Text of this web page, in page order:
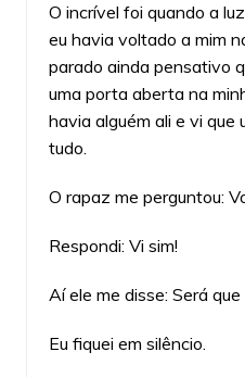
O incrível foi quando a
eu havia voltado a mim
parado ainda pensativo
uma porta aberta na
havia alguém ali e vi que
tudo.
O rapaz me perguntou:
Respondi: Vi sim!
Aí ele me disse: Será
Eu fiquei em silêncio.